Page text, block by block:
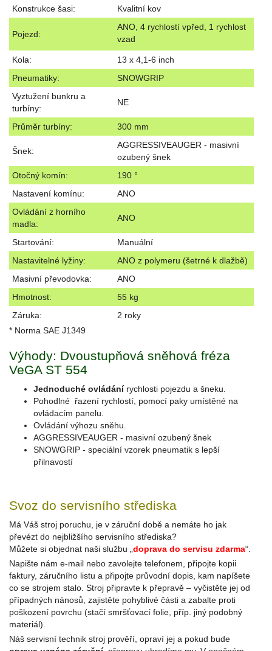
Konstrukce šasi:
Kvalitní kov
Pojezd:
ANO, 4 rychlostí vpřed, 1 rychlost
vzad
Kola:
13 x 4,1-6 inch
Pneumatiky:
SNOWGRIP
Vyztužení bunkru a
turbíny:
NE
Průměr turbíny: 300 mm
Šnek:
AGGRESSIVEAUGER - masivní
ozubený šnek
Otočný komín:
190 °
Nastavení komínu:
ANO
Ovládání z horního
madla:
ANO
Startování:
Manuální
Nastavitelné lyžiny:
ANO z polymeru (šetrné k dlažbě)
Masivní převodovka:
ANO
Hmotnost:
55 kg
Záruka:
2 roky
* Norma SAE J1349
Výhody: Dvoustupňová sněhová fréza
VeGA ST 554
Jednoduché ovládánírychlosti pojezdu a šneku.
Pohodlné řazení rychlostí, pomocí paky umístěné na
ovládacím panelu.
Ovládání výhozu sněhu.
AGGRESSIVEAUGER - masivní ozubený šnek
SNOWGRIP - speciální vzorek pneumatik s lepší
přilnavostí
Svoz do servisního střediska
Má Váš stroj poruchu, je v záruční době a nemáte ho jak
převézt do nejbližšího servisního střediska?
Můžete si objednat naši službu „ doprava do servisu zdarma“.
Napište nám e-mail nebo zavolejte telefonem, připojte kopii
faktury, záručního listu a připojte průvodní dopis, kam napíšete
co se strojem stalo. Stroj připravte k přepravě – vyčistěte jej od
případných nánosů, zajistěte pohyblivé části a zabalte proti
poškození povrchu (stačí smršťovací folie, příp. jiný podobný
materiál).
Náš servisní technik stroj prověří, opraví jej a pokud bude